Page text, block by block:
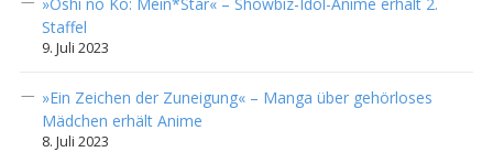
Staffel
9. Juli 2023
»Ein Zeichen der Zuneigung« – Manga über gehörloses
Mädchen erhält Anime
8. Juli 2023